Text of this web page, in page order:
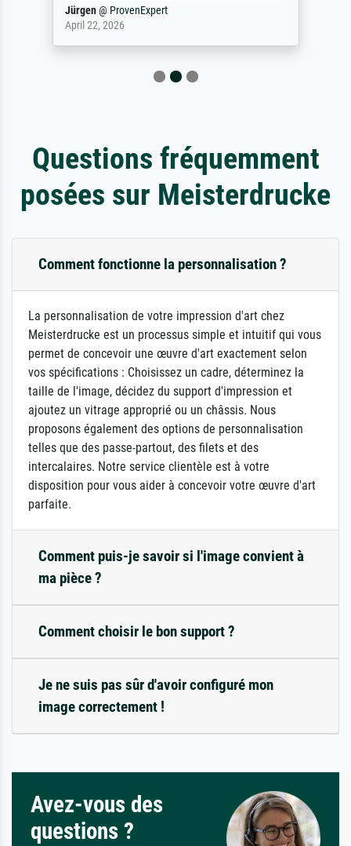
Jürgen@ ProvenExpert
April 22, 2026
Questions fréquemment
posées sur Meisterdrucke
Comment fonctionne la personnalisation ?
La personnalisation de votre impression d'art chez
Meisterdrucke est un processus simple et intuitif qui vous
permet de concevoir une œuvre d'art exactement selon
vos spécifications : Choisissez un cadre, déterminez la
taille de l'image, décidez du support d'impression et
ajoutez un vitrage approprié ou un châssis. Nous
proposons également des options de personnalisation
telles que des passe-partout, des filets et des
intercalaires. Notre service clientèle est à votre
disposition pour vous aider à concevoir votre œuvre d'art
parfaite.
Comment puis-je savoir si l'image convient à
ma pièce ?
Comment choisir le bon support ?
Je ne suis pas sûr d'avoir configuré mon
image correctement !
Avez-vous des
questions ?